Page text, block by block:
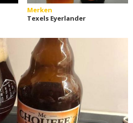
Merken
Texels Eyerlander